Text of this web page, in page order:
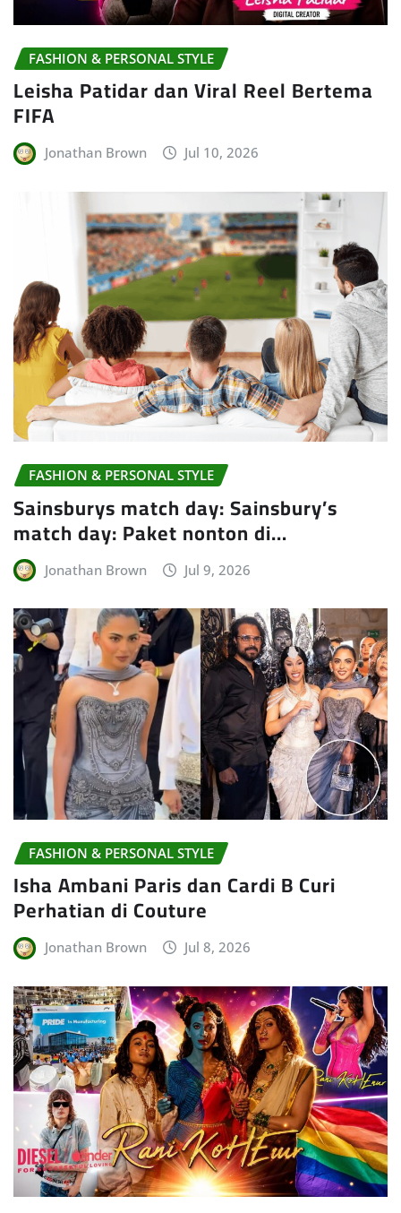
FASHION & PERSONAL STYLE
Leisha Patidar dan Viral Reel Bertema
FIFA
Jonathan Brown Jul 10, 2026
FASHION & PERSONAL STYLE
Sainsburys match day: Sainsbury’s
match day: Paket nonton di…
Jonathan Brown Jul 9, 2026
FASHION & PERSONAL STYLE
Isha Ambani Paris dan Cardi B Curi
Perhatian di Couture
Jonathan Brown Jul 8, 2026